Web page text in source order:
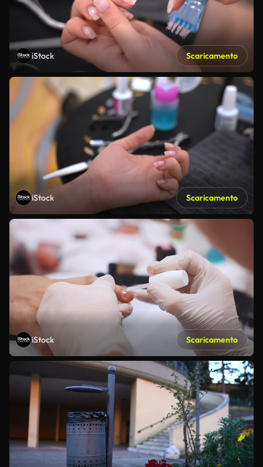
iStock Scaricamento
iStock Scaricamento
iStock Scaricamento